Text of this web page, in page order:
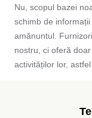
Nu, scopul bazei
schimb de
amănuntul.
nostru, ci oferă
activităților lor,